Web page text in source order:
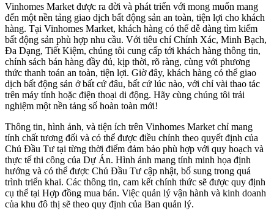
Vinhomes Market được ra đời và phát triển với mong muốn mang
đến một nền tảng giao dịch bất động sản an toàn, tiện lợi cho khách
hàng. Tại Vinhomes Market, khách hàng có thể dễ dàng tìm kiếm
bất động sản phù hợp nhu cầu. Với tiêu chí Chính Xác, Minh Bạch,
Đa Dạng, Tiết Kiệm, chúng tôi cung cấp tới khách hàng thông tin,
chính sách bán hàng đầy đủ, kịp thời, rõ ràng, cùng với phương
thức thanh toán an toàn, tiện lợi. Giờ đây, khách hàng có thể giao
dịch bất động sản ở bất cứ đâu, bất cứ lúc nào, với chỉ vài thao tác
trên máy tính hoặc điện thoại di động. Hãy cùng chúng tôi trải
nghiệm một nền tảng số hoàn toàn mới!
Thông tin, hình ảnh, và tiện ích trên Vinhomes Market chỉ mang
tính chất tương đối và có thể được điều chỉnh theo quyết định của
Chủ Đầu Tư tại từng thời điểm đảm bảo phù hợp với quy hoạch và
thực tế thi công của Dự Án. Hình ảnh mang tính minh họa định
hướng và có thể được Chủ Đầu Tư cập nhật, bổ sung trong quá
trình triển khai. Các thông tin, cam kết chính thức sẽ được quy định
cụ thể tại Hợp đồng mua bán. Việc quản lý vận hành và kinh doanh
của khu đô thị sẽ theo quy định của Ban quản lý.